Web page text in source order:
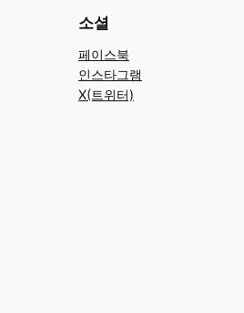
소셜
페이스북
인스타그램
X(트위터)